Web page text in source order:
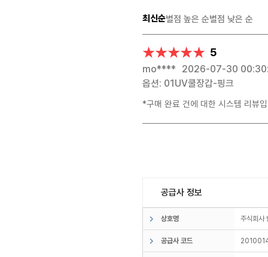
최신순별점 높은 순별점 낮은 순
★★★★★
★★★★★ 5
mo**** 2026-07-30
옵션: 01UV쿨장갑-핑크
*구매 완료 건에 대한 시스템 리뷰
공급사 정보
상호명 주식회
공급사 코드